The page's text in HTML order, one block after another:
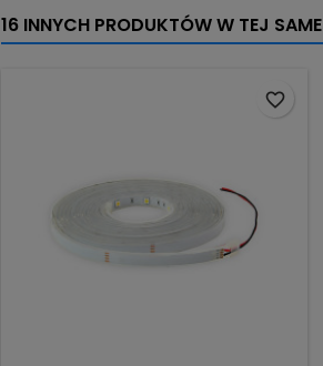
16 INNYCH PRODUKTÓW W TEJ
favorite_border